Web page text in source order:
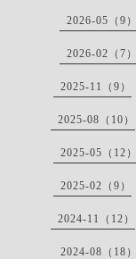
2026-05（9）
2026-02（7）
2025-11（9）
2025-08（10）
2025-05（12）
2025-02（9）
2024-11（12）
2024-08（18）